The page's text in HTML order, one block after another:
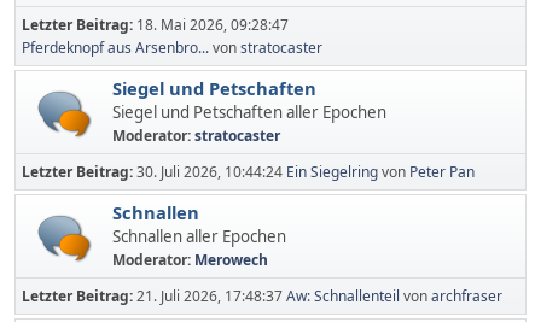
Letzter Beitrag: 18. Mai 2026, 09:28:47
Pferdeknopf aus Arsenbro...vonstratocaster
Siegel und Petschaften
Siegel und Petschaften aller Epochen
Moderator:stratocaster
Letzter Beitrag:30. Juli 2026, 10:44:24 Ein Siegelringvon Peter Pan
Schnallen
Schnallen aller Epochen
Moderator: Merowech
Letzter Beitrag:21. Juli 2026, 17:48:37Aw: Schnallenteil vonarchfraser